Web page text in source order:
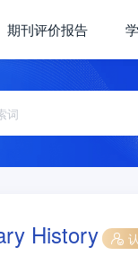
期刊评价报告
History